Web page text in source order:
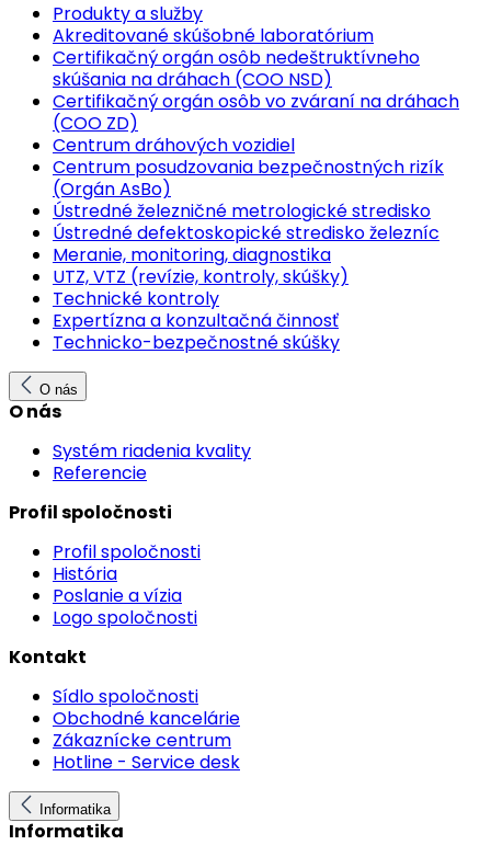
Produkty a služby
Akreditované skúšobné laboratórium
Certifikačný orgán osôb nedeštruktívneho
skúšania na dráhach (COO NSD)
Certifikačný orgán osôb vo zváraní na dráhach
(COO ZD)
Centrum dráhových vozidiel
Centrum posudzovania bezpečnostných rizík
(Orgán AsBo)
Ústredné železničné metrologické stredisko
Ústredné defektoskopické stredisko železníc
Meranie, monitoring, diagnostika
UTZ, VTZ (revízie, kontroly, skúšky)
Technické kontroly
Expertízna a konzultačná činnosť
Technicko-bezpečnostné skúšky
O nás
O nás
Systém riadenia kvality
Referencie
Profil spoločnosti
Profil spoločnosti
História
Poslanie a vízia
Logo spoločnosti
Kontakt
Sídlo spoločnosti
Obchodné kancelárie
Zákaznícke centrum
Hotline - Service desk
Informatika
Informatika